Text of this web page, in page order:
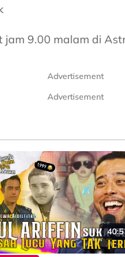
9.00 malam di
Advertisement
Advertisement